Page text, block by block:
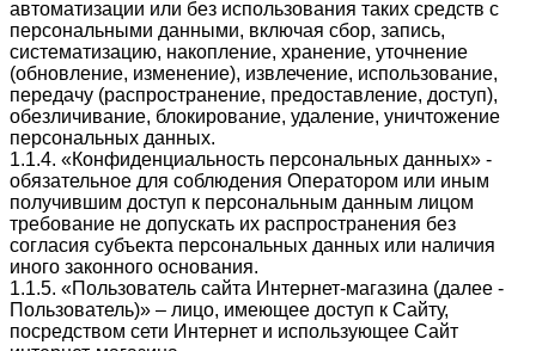
автоматизации или без использования таких средств с
персональными данными, включая сбор, запись,
систематизацию, накопление, хранение, уточнение
(обновление, изменение), извлечение, использование,
передачу (распространение, предоставление, доступ),
обезличивание, блокирование, удаление, уничтожение
персональных данных.
1.1.4. «Конфиденциальность персональных данных» -
обязательное для соблюдения Оператором или иным
получившим доступ к персональным данным лицом
требование не допускать их распространения без
согласия субъекта персональных данных или наличия
иного законного основания.
1.1.5. «Пользователь сайта Интернет-магазина (далее -
Пользователь)» – лицо, имеющее доступ к Сайту,
посредством сети Интернет и использующее Сайт